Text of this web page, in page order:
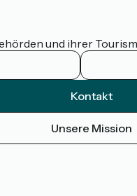
und ihrer
Kontakt
Unsere Mission